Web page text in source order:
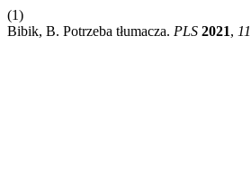
(1)
Bibik, B. Potrzeba tłumacza. PLS 2021, 11